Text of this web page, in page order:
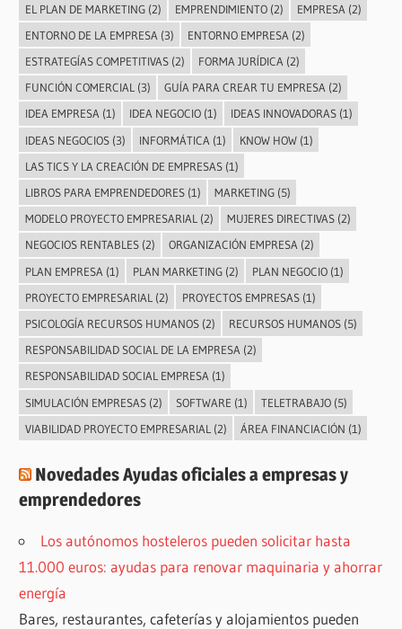
EL PLAN DE MARKETING(2) EMPRENDIMIENTO(2) EMPRESA (2)
ENTORNO DE LA EMPRESA (3) ENTORNO EMPRESA (2)
ESTRATEGÍAS COMPETITIVAS(2) FORMA JURÍDICA (2)
FUNCIÓN COMERCIAL(3) GUÍA PARA CREAR TU EMPRESA(2)
IDEA EMPRESA(1) IDEA NEGOCIO(1) IDEAS INNOVADORAS(1)
IDEAS NEGOCIOS(3) INFORMÁTICA (1) KNOW HOW(1)
LAS TICS Y LA CREACIÓN DE EMPRESAS(1)
LIBROS PARA EMPRENDEDORES(1) MARKETING(5)
MODELO PROYECTO EMPRESARIAL(2) MUJERES DIRECTIVAS(2)
NEGOCIOS RENTABLES(2) ORGANIZACIÓN EMPRESA(2)
PLAN EMPRESA (1) PLAN MARKETING(2) PLAN NEGOCIO(1)
PROYECTO EMPRESARIAL (2) PROYECTOS EMPRESAS(1)
PSICOLOGÍA RECURSOS HUMANOS(2) RECURSOS HUMANOS(5)
RESPONSABILIDAD SOCIAL DE LA EMPRESA (2)
RESPONSABILIDAD SOCIAL EMPRESA(1)
SIMULACIÓN EMPRESAS(2) SOFTWARE (1) TELETRABAJO(5)
VIABILIDAD PROYECTO EMPRESARIAL (2) ÁREA FINANCIACIÓN (1)
Novedades Ayudas oficiales a empresas y
emprendedores
Los autónomos hosteleros pueden solicitar hasta
11.000 euros: ayudas para renovar maquinaria y ahorrar
energía
Bares, restaurantes, cafeterías y alojamientos pueden